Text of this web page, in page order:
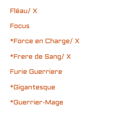
Fléau/ X
Focus
*Force en Charge/ X
*Frere de Sang/ X
Furie Guerriere
*Gigantesque
*Guerrier-Mage